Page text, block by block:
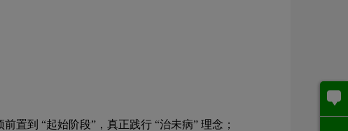
置到 “起始阶段”，真正践行 “治未病” 理念；